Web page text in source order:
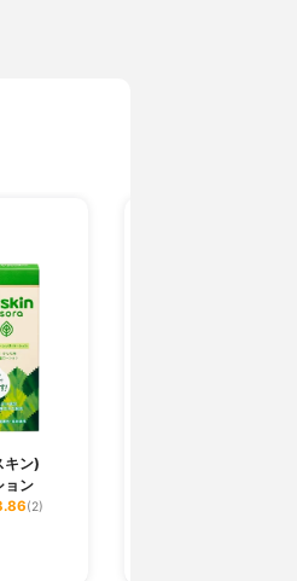
ン)
ョン
(2)